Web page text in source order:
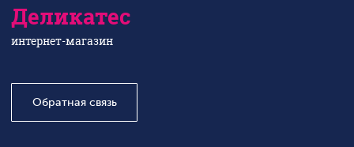
Деликатес
интернет-магазин
Обратная связь